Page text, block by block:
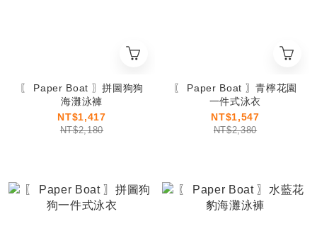
〖 Paper Boat 〗拼圖狗狗
海灘泳褲
NT$1,417
NT$2,180
〖 Paper Boat 〗青檸花園
一件式泳衣
NT$1,547
NT$2,380